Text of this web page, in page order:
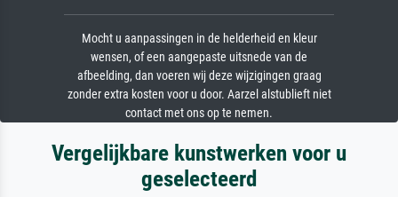
Mocht u aanpassingen in de helderheid en kleur
wensen, of een aangepaste uitsnede van de
afbeelding, dan voeren wij deze wijzigingen graag
zonder extra kosten voor u door. Aarzel alstublieft niet
contact met ons op te nemen.
Vergelijkbare kunstwerken voor u
geselecteerd